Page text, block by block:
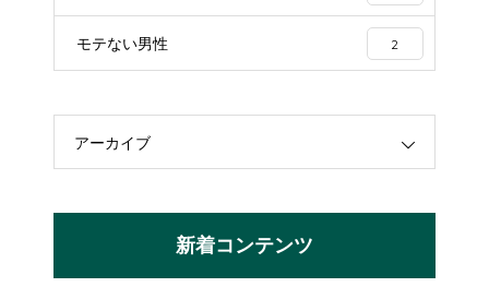
モテない男性 2
アーカイブ
新着コンテンツ